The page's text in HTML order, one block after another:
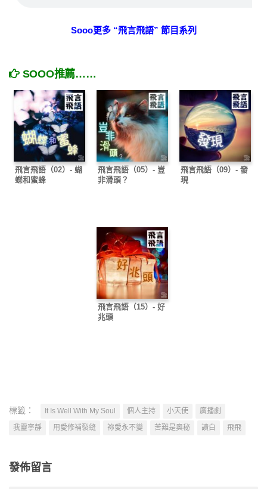
Sooo更多 “飛言飛語” 節目系列
SOOO推薦……
飛言飛語（02）- 蝴
蝶和蜜蜂
飛言飛語（05）- 豈
非滑頭？
飛言飛語（09）- 發
現
飛言飛語（15）- 好
兆頭
標籤： It Is Well With My Soul 個人主持 小天使
廣播劇
我靈寧靜
用愛修補裂縫 祢愛永不變 苦難是奧秘 讀白 飛飛
發佈留言